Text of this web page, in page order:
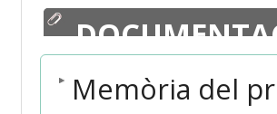
Memòria del